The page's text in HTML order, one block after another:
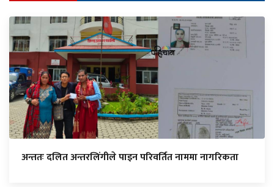
अन्ततः दलित अन्तरलिंगीले पाइन परिवर्तित नाममा नागरिकता